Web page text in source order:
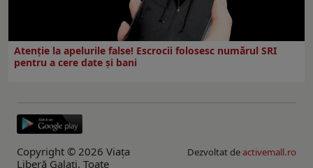
Atenție la apelurile false! Escrocii folosesc numărul SRI
pentru a cere date și bani
Copyright © 2026 Viaţa
Liberă Galaţi. Toate
Dezvoltat deactivemall.ro